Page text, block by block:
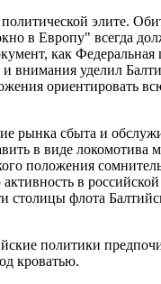
элите.
в Европу" всегда
как
внимания уделил
ориентировать
рынка сбыта и
в виде локомотива
положения
в
флота
политики
кроватью.